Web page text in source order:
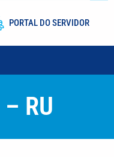
PORTAL DO SERVIDOR
RU